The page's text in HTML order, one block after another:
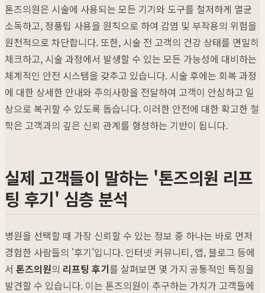
톤즈의원은 시술에 사용되는 모든 기기와 도구를 철저하게 멸균
소독하고, 정품팁 사용을 원칙으로 하여 감염 및 부작용의 위험을
원천적으로 차단합니다. 또한, 시술 전 고객의 건강 상태를 면밀히
체크하고, 시술 과정에서 발생할 수 있는 모든 가능성에 대비하는
체계적인 안전 시스템을 갖추고 있습니다. 시술 후에는 회복 과정
에 대한 상세한 안내와 주의사항을 전달하여 고객이 안심하고 일
상으로 복귀할 수 있도록 돕습니다. 이러한 안전에 대한 확고한 철
학은 고객과의 깊은 신뢰 관계를 형성하는 기반이 됩니다.
실제 고객들이 말하는 '톤즈의원 리프
팅 후기' 심층 분석
병원을 선택할 때 가장 신뢰할 수 있는 정보 중 하나는 바로 먼저
경험한 사람들의 '후기'입니다. 인터넷 커뮤니티, 앱, 블로그 등에
서 톤즈의원의 리프팅 후기를 살펴보면 몇 가지 공통적인 특징을
발견할 수 있습니다. 이는 톤즈의원이 추구하는 가치가 고객들에